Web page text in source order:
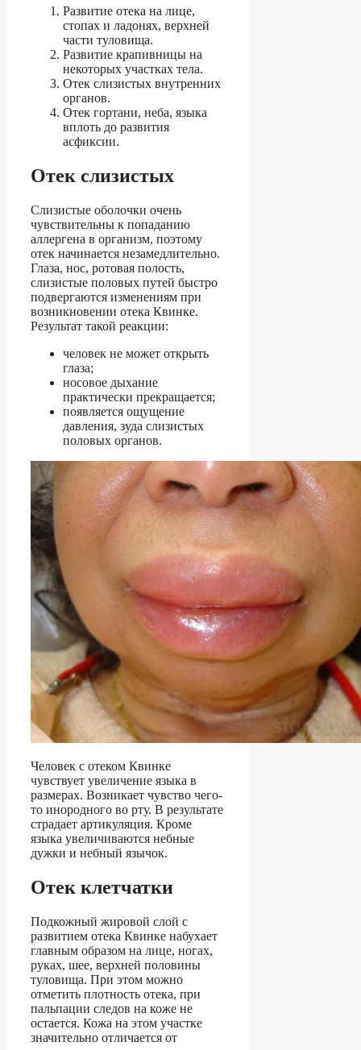
Развитие отека на лице,
стопах и ладонях, верхней
части туловища.
Развитие крапивницы на
некоторых участках тела.
Отек слизистых внутренних
органов.
Отек гортани, неба, языка
вплоть до развития
асфиксии.
Отек слизистых
Слизистые оболочки очень
чувствительны к попаданию
аллергена в организм, поэтому
отек начинается незамедлительно.
Глаза, нос, ротовая полость,
слизистые половых путей быстро
подвергаются изменениям при
возникновении отека Квинке.
Результат такой реакции:
человек не может открыть
глаза;
носовое дыхание
практически прекращается;
появляется ощущение
давления, зуда слизистых
половых органов.
Человек с отеком Квинке
чувствует увеличение языка в
размерах. Возникает чувство чего-
то инородного во рту. В результате
страдает артикуляция. Кроме
языка увеличиваются небные
дужки и небный язычок.
Отек клетчатки
Подкожный жировой слой с
развитием отека Квинке набухает
главным образом на лице, ногах,
руках, шее, верхней половины
туловища. При этом можно
отметить плотность отека, при
пальпации следов на коже не
остается. Кожа на этом участке
значительно отличается от